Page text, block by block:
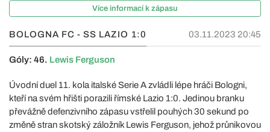
Více informací k zápasu
BOLOGNA FC - SS LAZIO 1:0 03.11.2023 20:45
Góly: 46. Lewis Ferguson
Úvodní duel 11. kola italské Serie A zvládli lépe hráči Bologni,
kteří na svém hřišti porazili římské Lazio 1:0. Jedinou branku
převážně defenzivního zápasu vstřelil pouhých 30 sekund po
změně stran skotský záložník Lewis Ferguson, jehož průnikovou